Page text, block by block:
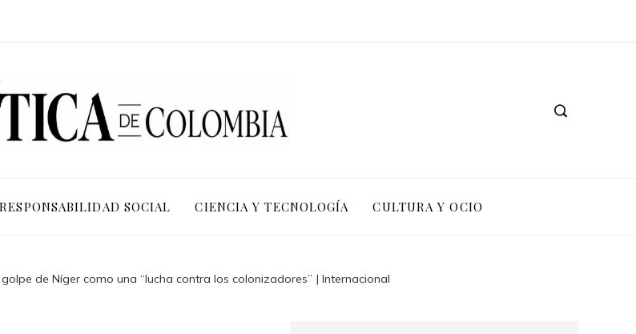
RESPONSABILIDAD SOCIAL CIENCIA Y TECNOLOGÍA CULTURA Y OCIO
de Níger como una “lucha contra los colonizadores” | Internacional